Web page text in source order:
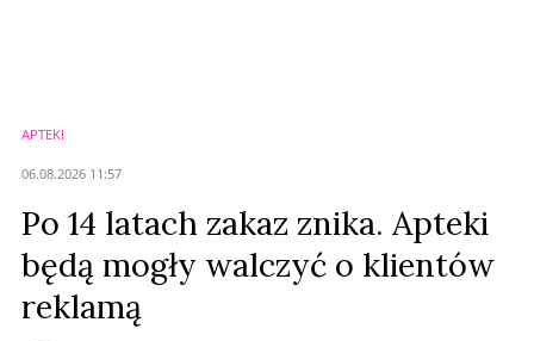
APTEKI
06.08.2026 11:57
Po 14 latach zakaz znika. Apteki
będą mogły walczyć o klientów
reklamą